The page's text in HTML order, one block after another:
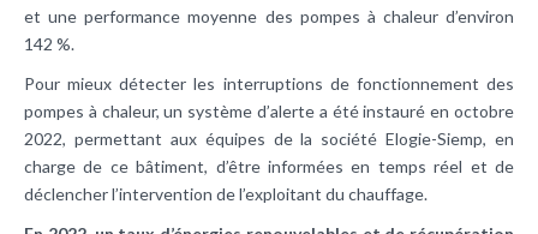
et une performance moyenne des pompes à chaleur d’environ
142 %.
Pour mieux détecter les interruptions de fonctionnement des
pompes à chaleur, un système d’alerte a été instauré en octobre
2022, permettant aux équipes de la société Elogie-Siemp, en
charge de ce bâtiment, d’être informées en temps réel et de
déclencher l’intervention de l’exploitant du chauffage.